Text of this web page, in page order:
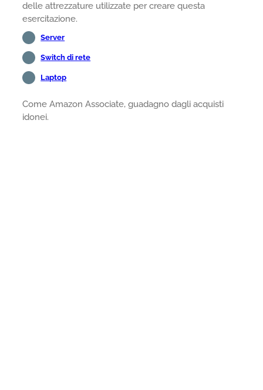
delle attrezzature utilizzate per creare questa
esercitazione.
Server
Switch di rete
Laptop
Come Amazon Associate, guadagno dagli acquisti
idonei.